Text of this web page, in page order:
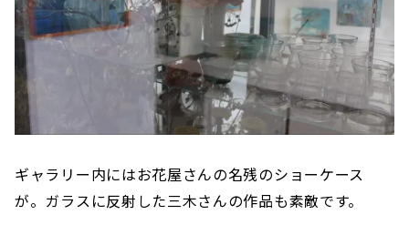
ギャラリー内にはお花屋さんの名残のショーケース
が。ガラスに反射した三木さんの作品も素敵です。